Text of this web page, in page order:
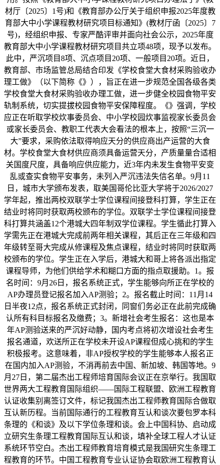
材厅〔2025〕1号)和《教育部办公厅关于组织申报2025年度教
育部大中小学课程教材研究项目标通知》(教材厅函〔2025〕7
号)，经组织申报、专家严酷评审并面向社会公示，2025年度
教育部大中小学课程教材研究项目共立项48项，现予以发布。
此中，严沉项目8项、沉点项目20项、一般项目20项。近日，
教育部、市场监管总局结合印发《学校食堂大食材采购验收办
理工做》（以下简称《》），旨正在进一步规范全国各级各类
学校食堂大食材采购验收办理工做，进一步健全校园食物平安
轨制系统，切实提拔校园食物平安保障程度。《》强调，学校
应正在听取学校炊事委员会、中小学校园炊事监视家长委员会
或家长委员会、教职工代表大会看法的根本上，按照“三沉一
大”要求，采购依法取得响应天分的供应商出产运营的大食
材。学校食堂大食材供应商须具备运营天分，产质量量合适相
关国度尺度，具备响应供应能力，近3年内未发生食物平安变
乱或查实食物平安事务，未列入严沉违法失信名单。9月11
日，城市大学颁布发表，取美国哥伦比亚大学将于2026/2027
学年起，推出两校双联学士学位课程间接登科打算，学生正在
结业时将同时获取两校颁布的学位。双联学士学位课程间接登
科打算共涵盖12个港城大四年制双学位课程。学生循此打算入
学需先正在港城大完成前两年相关课程，其后正在三年级和四
年级转至哥大完成从修课程及焦点课程，结业时将同时获取两
校颁布的学位。学生正在入学后，港城大和哥上将各派出指定
课程导师，为他们供给学术和糊口方面的指点取援助。1。报
名时间：9月26日，报名系统正式，学生能够向所正在学校的
AP办理员登记报名加入AP测验；2。报名截止时间：11月14
日半夜12点，报名系统正式封闭，同窗们务必正在此前完成确
认所有科目标报名及缴费；3。新增社会考生报名：这也是本
年AP测验送来的严沉好动静，国内考点将初次增设社会考生
报名通道，欢送所正在学校未开设AP课程但成心挑和的学生
积极报考。这意味着，非AP授权学校的学生能够本人报名正
在国内加入AP测验，不消再前去中国、新加坡、韩国等地。9
月27日，第二届杰出工程师培育国际会议正在京举行。我国取
世界两大工程教育国际组织——国际工程联盟、欧洲工程教育
认证收集别离签订文件，标记我国杰出工程师教育国际合做取
互认新历程。当前国际通行的工程教育互认和谈次要包罗本科
条理的《和谈》及以下学位条理和谈。会上中国科协、启动成
立研究生条理工程教育国际互认和谈，填补全球工程人才认证
系统环节空白。杰出工程师教育培育模式是我国研究生条理工
程教育的环节。中国工程教育专业认证协会取欧洲工程教育认